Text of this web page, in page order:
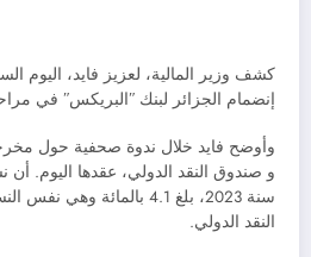
كشف وزير المالية، لعزيز فايد، اليوم
إنضمام الجزائر لبنك ʺالبريكسʺ في
وأوضح فايد خلال ندوة صحفية حول
و صندوق النقد الدولي، عقدها اليوم. أن
سنة 2023، بلغ 4.1 بالمائة
النقد الدولي.